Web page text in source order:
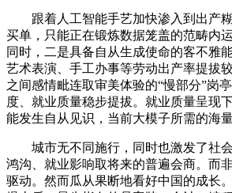
跟着人工智能手艺加快渗入到出产糊
买单，只能正在锻炼数据笼盖的范畴内
同时，二是具备自从生成使命的客不雅
艺术表演、手工办事等劳动出产率提拔
之间感情毗连取审美体验的“慢部分”岗
度、就业质量稳步提拔。就业质量呈现
能发生自从见识，当前大模子所需的海
城市无不同施行，同时也激发了社会
鸿沟、就业影响取将来的普遍会商。而
驱动。然而瓜从果断地看好中国的成长